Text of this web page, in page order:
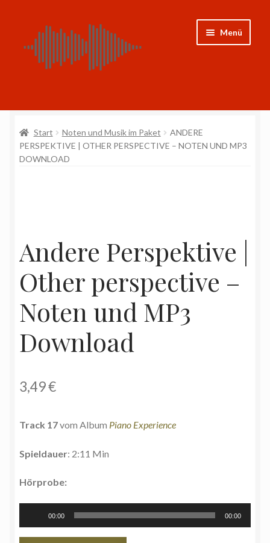
Navigation
springen
Inhalt
springen
Menü
CDs
Noten
Impressum
Start Noten und Musik im Paket
ANDERE
PERSPEKTIVE | OTHER PERSPECTIVE – NOTEN UND MP3
DOWNLOAD
Andere Perspektive |
Other perspective –
Noten und MP3
Download
3,49€
Track 17vom Album Piano Experience
Spieldauer: 2:11 Min
Hörprobe:
Player
00:00 00:00